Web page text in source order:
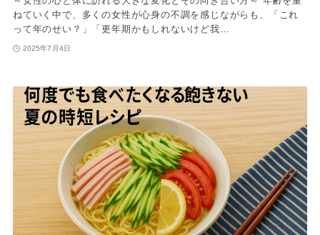
ねていく中で、多くの女性が心身の不調を感じながらも、「これ
って年のせい？」「更年期かもしれないけど我…
2025年7月4日